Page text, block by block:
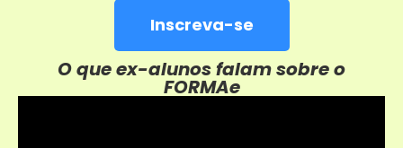
Inscreva-se
O que ex-alunos falam sobre o
FORMAe